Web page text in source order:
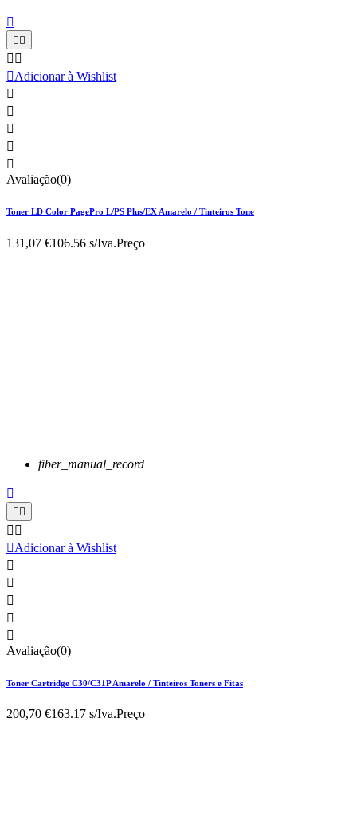


 
Adicionar à Wishlist





Avaliação(0)
Toner LD Color PagePro L/PS Plus/EX Amarelo / Tinteiros Tone
131,07 €106.56 s/Iva.Preço
fiber_manual_record


 
Adicionar à Wishlist





Avaliação(0)
Toner Cartridge C30/C31P Amarelo / Tinteiros Toners e Fitas
200,70 €163.17 s/Iva.Preço